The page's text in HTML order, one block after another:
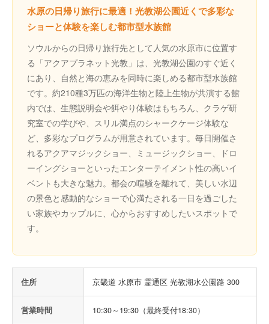
水原の日帰り旅行に最適！光教湖公園近くで多彩な
ショーと体験を楽しむ都市型水族館
ソウルからの日帰り旅行先として人気の水原市に位置す
る「アクアプラネット光教」は、光教湖公園のすぐ近く
にあり、自然と海の恵みを同時に楽しめる都市型水族館
です。約210種3万匹の海洋生物と陸上生物が共演する館
内では、生態説明会や餌やり体験はもちろん、クラゲ研
究室での学びや、スリル満点のシャークケージ体験な
ど、多彩なプログラムが用意されています。毎日開催さ
れるアクアマジックショー、ミュージックショー、ドロ
ーイングショーといったエンターテイメント性の高いイ
ベントも大きな魅力。都会の喧騒を離れて、美しい水辺
の景色と感動的なショーで心満たされる一日を過ごした
い家族やカップルに、心からおすすめしたいスポットで
す。
住所 京畿道 水原市 霊通区 光教湖水公園路 300
営業時間 10:30～19:30（最終受付18:30）